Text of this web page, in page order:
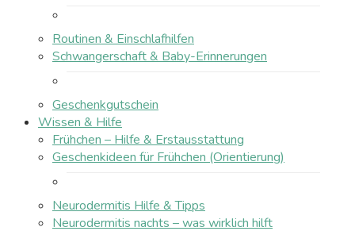
Routinen & Einschlafhilfen
Schwangerschaft & Baby-Erinnerungen
Geschenkgutschein
Wissen & Hilfe
Frühchen – Hilfe & Erstausstattung
Geschenkideen für Frühchen (Orientierung)
Neurodermitis Hilfe & Tipps
Neurodermitis nachts – was wirklich hilft